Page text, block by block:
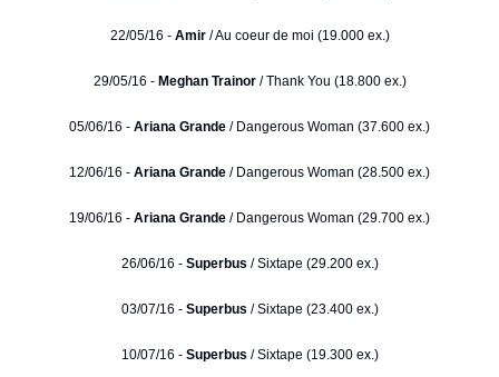
22/05/16 - Amir / Au coeur de moi (19.000 ex.)
29/05/16 - Meghan Trainor/ Thank You (18.800 ex.)
05/06/16 - Ariana Grande / Dangerous Woman (37.600 ex.)
12/06/16 - Ariana Grande / Dangerous Woman (28.500 ex.)
19/06/16 - Ariana Grande / Dangerous Woman (29.700 ex.)
26/06/16 - Superbus / Sixtape (29.200 ex.)
03/07/16 - Superbus / Sixtape (23.400 ex.)
10/07/16 - Superbus / Sixtape (19.300 ex.)